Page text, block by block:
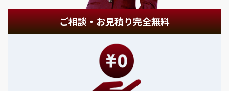
ご相談・お見積り完全無料